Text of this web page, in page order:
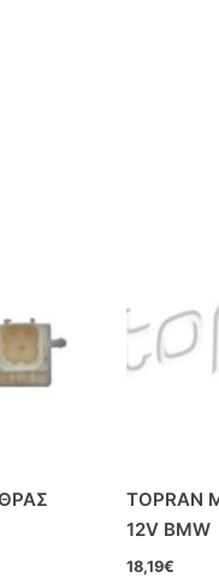
TOPRAN
12V BMW
18,19€